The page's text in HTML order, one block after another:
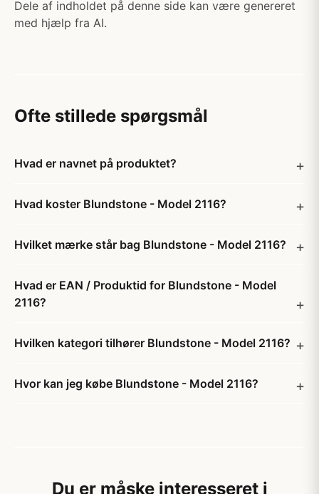
Dele af indholdet på denne side kan være genereret
med hjælp fra AI.
Ofte stillede spørgsmål
Hvad er navnet på produktet?
Hvad koster Blundstone - Model 2116?
Hvilket mærke står bag Blundstone - Model 2116?
Hvad er EAN / Produktid for Blundstone - Model
2116?
Hvilken kategori tilhører Blundstone - Model 2116?
Hvor kan jeg købe Blundstone - Model 2116?
Du er måske interesseret i